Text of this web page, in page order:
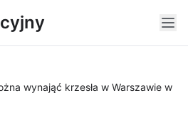
wynająć krzesła w Warszawie w